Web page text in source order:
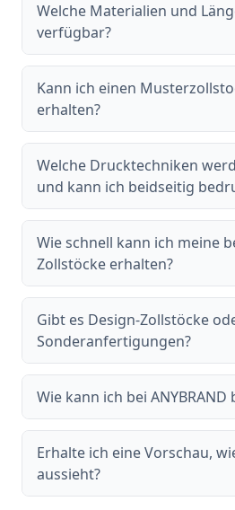
Welche Materialien und
verfügbar?
Kann ich einen
erhalten?
Welche Drucktechniken
und kann ich beidseitig
Wie schnell kann ich meine
Zollstöcke erhalten?
Gibt es Design-Zollstöcke
Sonderanfertigungen?
Wie kann ich bei ANYBRAND
Erhalte ich eine Vorschau,
aussieht?